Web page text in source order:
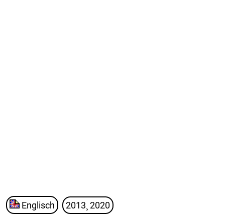
Englisch 2013¸ 2020